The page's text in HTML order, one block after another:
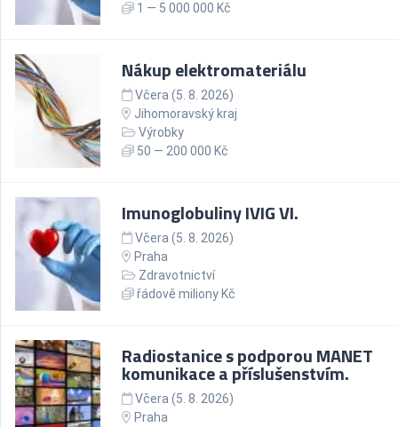
1 — 5 000 000 Kč
Nákup elektromateriálu
Včera (5. 8. 2026)
Jihomoravský kraj
Výrobky
50 — 200 000 Kč
Imunoglobuliny IVIG VI.
Včera (5. 8. 2026)
Praha
Zdravotnictví
řádově miliony Kč
Radiostanice s podporou MANET
komunikace a příslušenstvím.
Včera (5. 8. 2026)
Praha